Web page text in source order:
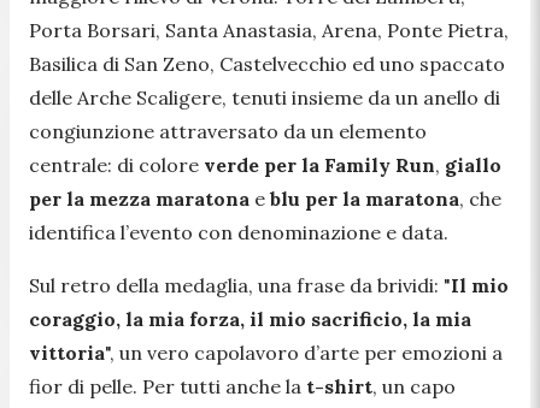
Porta Borsari, Santa Anastasia, Arena, Ponte Pietra,
Basilica di San Zeno, Castelvecchio ed uno spaccato
delle Arche Scaligere, tenuti insieme da un anello di
congiunzione attraversato da un elemento
centrale: di colore verde per la Family Run, giallo
per la mezza maratona e blu per la maratona, che
identifica l’evento con denominazione e data.
Sul retro della medaglia, una frase da brividi: "Il mio
coraggio, la mia forza, il mio sacrificio, la mia
vittoria", un vero capolavoro d’arte per emozioni a
fior di pelle. Per tutti anche la t-shirt, un capo